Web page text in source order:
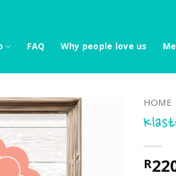
FAQ Why people love us
HOME
R